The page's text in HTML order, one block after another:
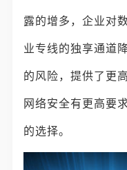
露的增多，企业对
业专线的独享通道
的风险，提供了更
网络安全有更高要
的选择。